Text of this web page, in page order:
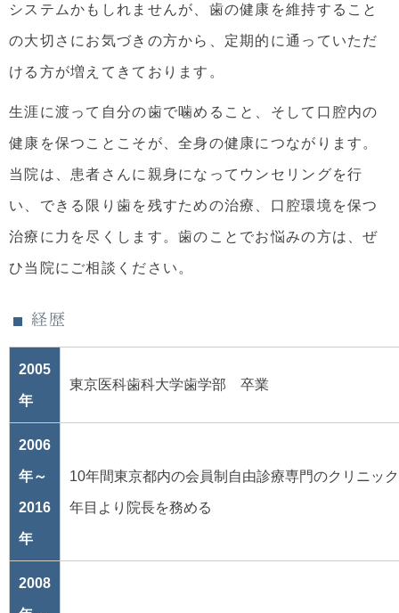
システムかもしれませんが、歯の健康を維持すること
の大切さにお気づきの方から、定期的に通っていただ
ける方が増えてきております。
生涯に渡って自分の歯で噛めること、そして口腔内の
健康を保つことこそが、全身の健康につながります。
当院は、患者さんに親身になってウンセリングを行
い、できる限り歯を残すための治療、口腔環境を保つ
治療に力を尽くします。歯のことでお悩みの方は、ぜ
ひ当院にご相談ください。
経歴
2005
年
東京医科歯科大学歯学部 卒業
2006
年～
2016
年
10年間東京都内の会員制自由診療専門のクリニッ
年目より院長を務める
2008